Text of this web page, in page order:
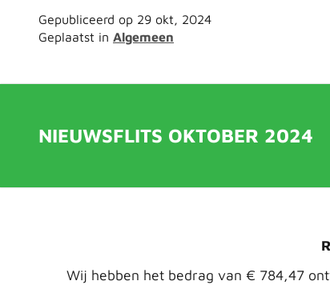
Gepubliceerd op 29 okt, 2024
Geplaatst in Algemeen
NIEUWSFLITS OKTOBER 2024
Wij hebben het bedrag van € 784,47